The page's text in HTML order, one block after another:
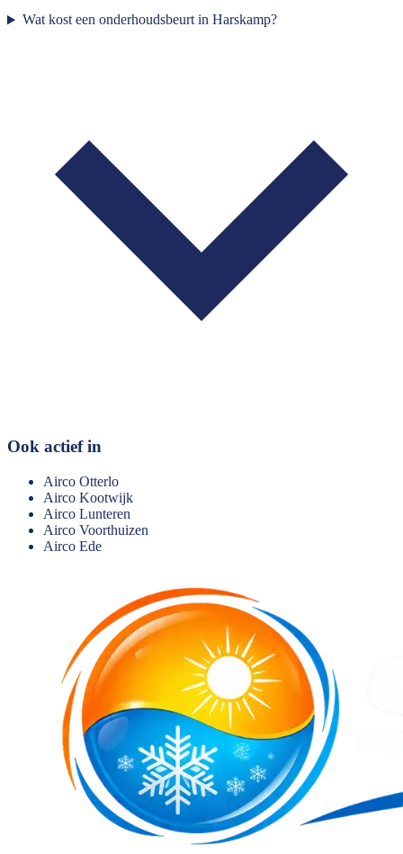
Wat kost een onderhoudsbeurt in Harskamp?
Ook actief in
Airco Otterlo
Airco Kootwijk
Airco Lunteren
Airco Voorthuizen
Airco Ede